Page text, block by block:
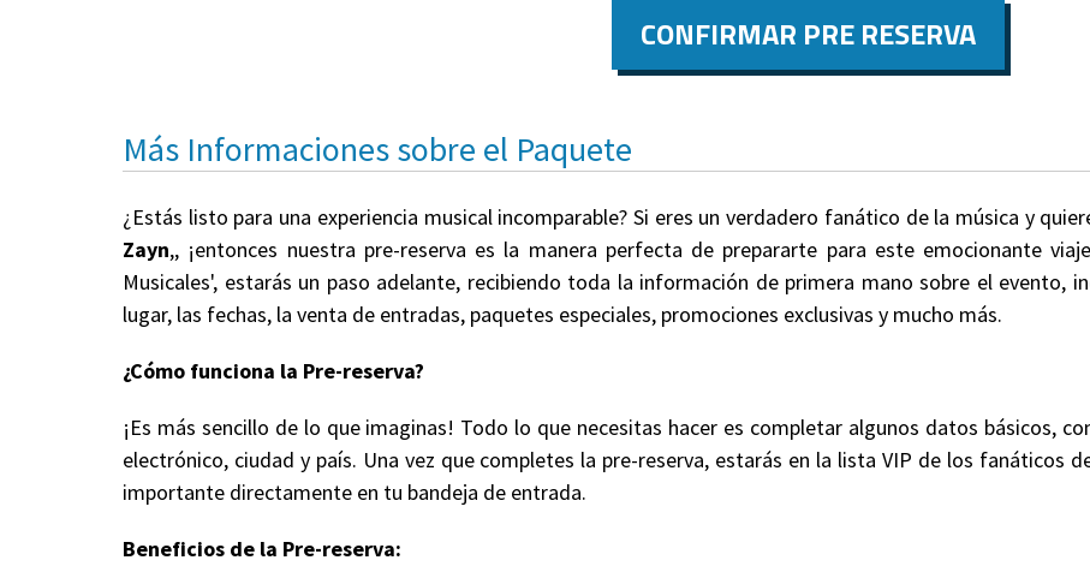
CONFIRMAR PRE RESERVA
Más Informaciones sobre el Paquete
¿Estás listo para una experiencia musical incomparable? Si eres un verdadero fanático de la música y
Zayn,, ¡entonces nuestra pre-reserva es la manera perfecta de prepararte para este emocionante
Musicales', estarás un paso adelante, recibiendo toda la información de primera mano sobre el evento,
lugar, las fechas, la venta de entradas, paquetes especiales, promociones exclusivas y mucho más.
¿Cómo funciona la Pre-reserva?
¡Es más sencillo de lo que imaginas! Todo lo que necesitas hacer es completar algunos datos básicos,
electrónico, ciudad y país. Una vez que completes la pre-reserva, estarás en la lista VIP de los fanáticos
importante directamente en tu bandeja de entrada.
Beneficios de la Pre-reserva: